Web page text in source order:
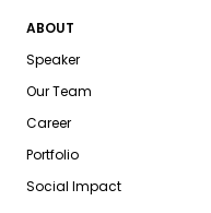
ABOUT
Speaker
Our Team
Career
Portfolio
Social Impact